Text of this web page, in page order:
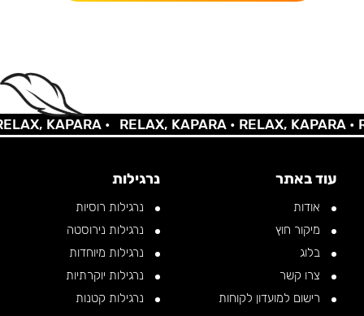
KAPARA • RELAX, KAPARA •RELAX, KAPARA •
עוד באתר
אודות
מיקור חוץ
בלוג
צרו קשר
רישום למועדון לקוחות
נרגילות
נרגילות רוסיות
נרגילות נירוסטה
נרגילות מיוחדות
נרגילות יוקרתיות
נרגילות קטנות